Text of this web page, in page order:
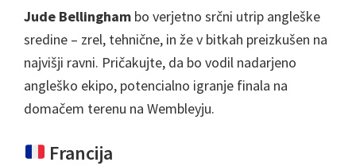
Jude Bellingham bo verjetno srčni utrip angleške
sredine – zrel, tehnične, in že v bitkah preizkušen na
najvišji ravni. Pričakujte, da bo vodil nadarjeno
angleško ekipo, potencialno igranje finala na
domačem terenu na Wembleyju.
Francija